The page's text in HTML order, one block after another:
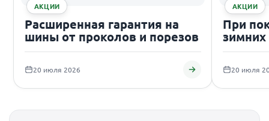
АКЦИИ
Расширенная гарантия на
шины от проколов и порезов
20 июля 2026
АКЦИИ
При
20 июля